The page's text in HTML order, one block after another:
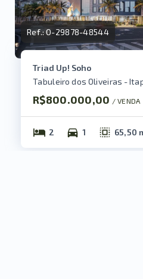
Ref.:O-29878-48544
Triad Up! Soho
Tabuleiro dos Oliveiras -
R$800.000,00 / VENDA
2 1 65,50